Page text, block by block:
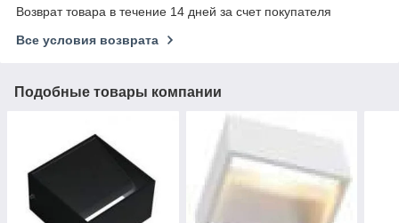
Возврат товара в течение 14 дней за счет покупателя
Все условия возврата
Подобные товары компании